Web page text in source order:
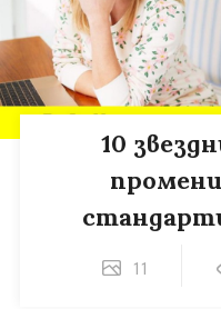
10
11